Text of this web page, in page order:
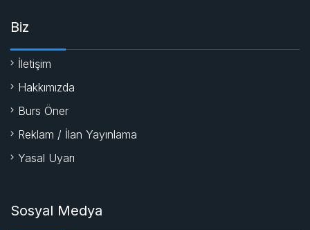
Biz
İletişim
Hakkımızda
Burs Öner
Reklam / İlan Yayınlama
Yasal Uyarı
Sosyal Medya